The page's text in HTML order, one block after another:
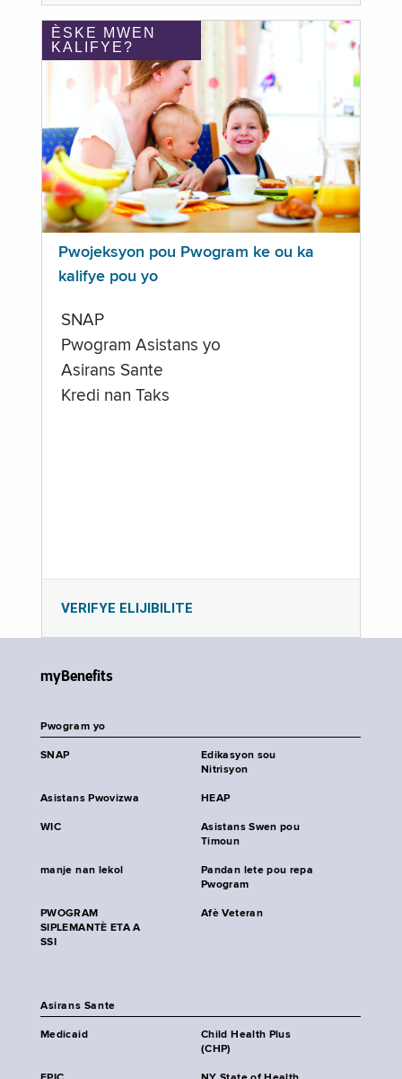
ÈSKE MWEN
KALIFYE?
Pwojeksyon pou Pwogram ke ou ka
kalifye pou yo
SNAP
Pwogram Asistans yo
Asirans Sante
Kredi nan Taks
VERIFYE ELIJIBILITE
myBenefits
Pwogram yo
SNAP
Edikasyon sou
Nitrisyon
Asistans Pwovizwa HEAP
WIC
Asistans Swen pou
Timoun
manje nan lekol
Pandan lete pou repa
Pwogram
PWOGRAM
SIPLEMANTÈ ETA A
SSI
Afè Veteran
Asirans Sante
Medicaid
Child Health Plus
(CHP)